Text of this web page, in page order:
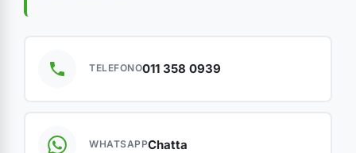
TELEFONO011 358 0939
WHATSAPPChatta